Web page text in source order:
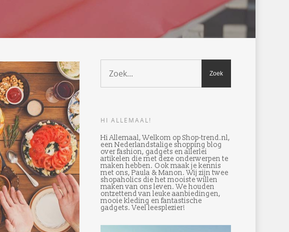
HI ALLEMAAL!
Hi Allemaal, Welkom op Shop-trend.nl,
een Nederlandstalige shopping blog
over fashion, gadgets en allerlei
artikelen die met deze onderwerpen te
maken hebben. Ook maak je kennis
met ons, Paula & Manon. Wij zijn twee
shopaholics die het mooiste willen
maken van ons leven. We houden
ontzettend van leuke aanbiedingen,
mooie kleding en fantastische
gadgets. Veel leesplezier!